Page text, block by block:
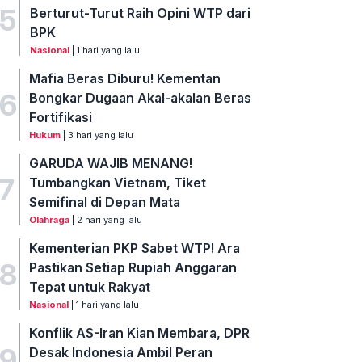
Berturut-Turut Raih Opini WTP dari
BPK
Nasional| 1 hari yang lalu
Mafia Beras Diburu! Kementan
Bongkar Dugaan Akal-akalan Beras
Fortifikasi
Hukum | 3 hari yang lalu
GARUDA WAJIB MENANG!
Tumbangkan Vietnam, Tiket
Semifinal di Depan Mata
Olahraga | 2 hari yang lalu
Kementerian PKP Sabet WTP! Ara
Pastikan Setiap Rupiah Anggaran
Tepat untuk Rakyat
Nasional | 1 hari yang lalu
Konflik AS-Iran Kian Membara, DPR
Desak Indonesia Ambil Peran